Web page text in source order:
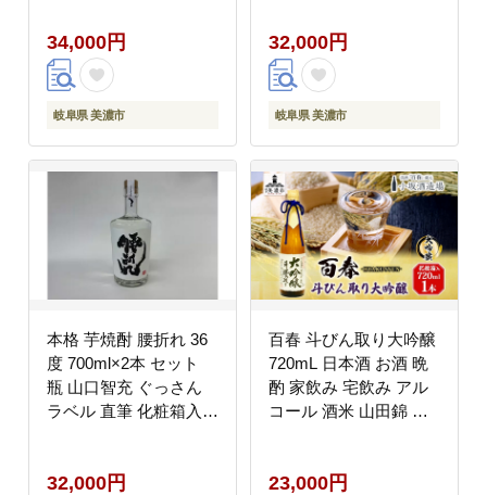
岐阜県 美濃市
34,000円
岐阜県 美濃市
り贈り物 小坂酒造場 岐
阜県 美濃市
32,000円
岐阜県 美濃市
本格 芋焼酎 腰折れ 36
度 700ml×2本 セット
瓶 山口智充 ぐっさん
ラベル 直筆 化粧箱入り
黒麹 晩酌 糖質ゼロ プ
32,000円
百春 斗びん取り大吟醸
720mL 日本酒 お酒 晩
酌 家飲み 宅飲み アル
コール 酒米 山田錦 馥
岐阜県 美濃市
23,000円